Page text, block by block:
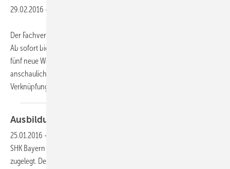
29.02.2016 -
Der Fachverband SHK Bayern startet mit neuen Angeboten ins Jahr.
Ab sofort bietet er den bayerischen SHK-/OL-Innungsfachbetrieben
fünf neue Webinare (Lehrfilme online) an. Sinn dieser modernen und
anschaulichen Lehrmethode ist es, dem Betrachter durch die
Verknüpfung von Folienvorträgen mit
Ausbildung auf hohem
25.01.2016 -
SHK Bayern vertretenen vier Gewerke hat auf hohem Niveau erneut
zugelegt. Der Durchschnitt über alle belief sich auf 11,2 Wochen, wie